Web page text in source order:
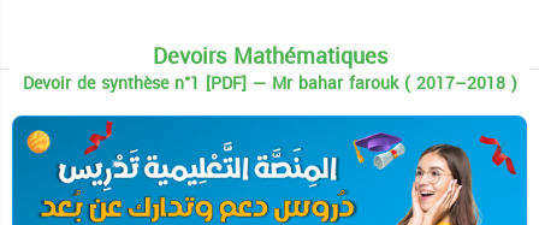
Devoirs Mathématiques
Devoir de synthèse n°1 [PDF] — Mr bahar farouk ( 2017–2018 )